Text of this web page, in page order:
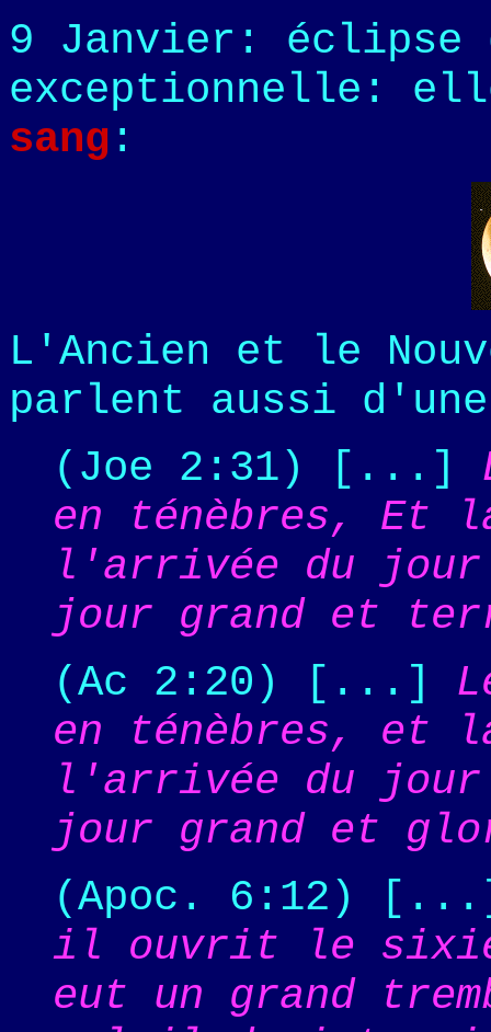
9 Janvier: éclipse
exceptionnelle:
sang :
L'Ancien et le
parlent aussi
(Joe 2:31) [...]
en ténèbres, Et
l'arrivée du
jour grand et
(Ac 2:20) [...]
en ténèbres, et
l'arrivée du jour
jour grand et
(Apoc. 6:12)
il ouvrit le
eut un grand